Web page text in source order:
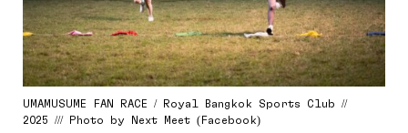
UMAMUSUME FAN RACE / Royal Bangkok Sports Club //
2025 /// Photo by Next Meet (Facebook)